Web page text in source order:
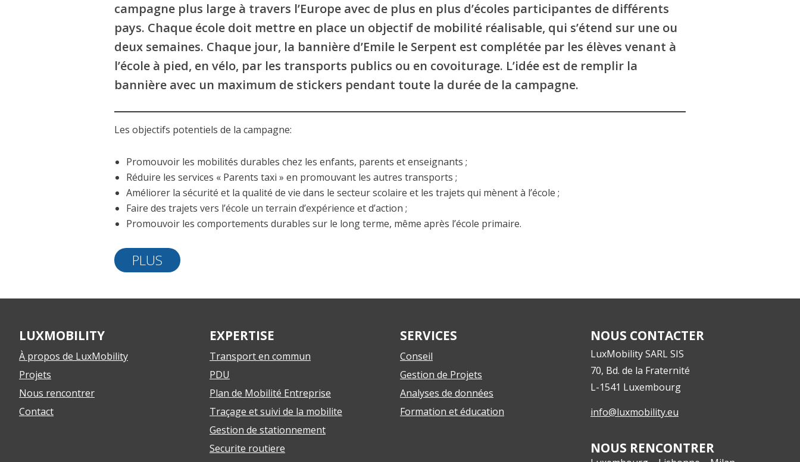
campagne plus large à travers l’Europe avec de plus en plus d’écoles participantes de différents
pays. Chaque école doit mettre en place un objectif de mobilité réalisable, qui s’étend sur une ou
deux semaines. Chaque jour, la bannière d’Emile le Serpent est complétée par les élèves venant à
l’école à pied, en vélo, par les transports publics ou en covoiturage. L’idée est de remplir la
bannière avec un maximum de stickers pendant toute la durée de la campagne.
Les objectifs potentiels de la campagne:
Promouvoir les mobilités durables chez les enfants, parents et enseignants ;
Réduire les services « Parents taxi » en promouvant les autres transports ;
Améliorer la sécurité et la qualité de vie dans le secteur scolaire et les trajets qui mènent à l’école ;
Faire des trajets vers l’école un terrain d’expérience et d’action ;
Promouvoir les comportements durables sur le long terme, même après l’école primaire.
PLUS
LUXMOBILITY
À propos de LuxMobility
Projets
Nous rencontrer
Contact
EXPERTISE
Transport en commun
PDU
Plan de Mobilité Entreprise
Traçage et suivi de la mobilite
Gestion de stationnement
Securite routiere
SERVICES
Conseil
Gestion de Projets
Analyses de données
Formation et éducation
NOUS CONTACTER
LuxMobility SARL SIS
70, Bd. de la Fraternité
L-1541 Luxembourg
info@luxmobility.eu
NOUS RENCONTRER